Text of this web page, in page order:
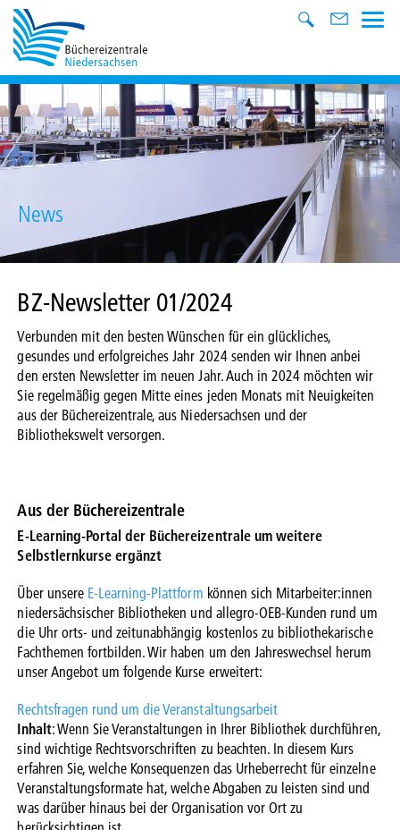
News
BZ-Newsletter 01/2024
Verbunden mit den besten Wünschen für ein glückliches,
gesundes und erfolgreiches Jahr 2024 senden wir Ihnen anbei
den ersten Newsletter im neuen Jahr. Auch in 2024 möchten wir
Sie regelmäßig gegen Mitte eines jeden Monats mit Neuigkeiten
aus der Büchereizentrale, aus Niedersachsen und der
Bibliothekswelt versorgen.
Aus der Büchereizentrale
E-Learning-Portal der Büchereizentrale um weitere
Selbstlernkurse ergänzt
Über unsere E-Learning-Plattform können sich Mitarbeiter:innen
niedersächsischer Bibliotheken und allegro-OEB-Kunden rund um
die Uhr orts- und zeitunabhängig kostenlos zu bibliothekarische
Fachthemen fortbilden. Wir haben um den Jahreswechsel herum
unser Angebot um folgende Kurse erweitert:
Rechtsfragen rund um die Veranstaltungsarbeit
Inhalt: Wenn Sie Veranstaltungen in Ihrer Bibliothek durchführen,
sind wichtige Rechtsvorschriften zu beachten. In diesem Kurs
erfahren Sie, welche Konsequenzen das Urheberrecht für einzelne
Veranstaltungsformate hat, welche Abgaben zu leisten sind und
was darüber hinaus bei der Organisation vor Ort zu